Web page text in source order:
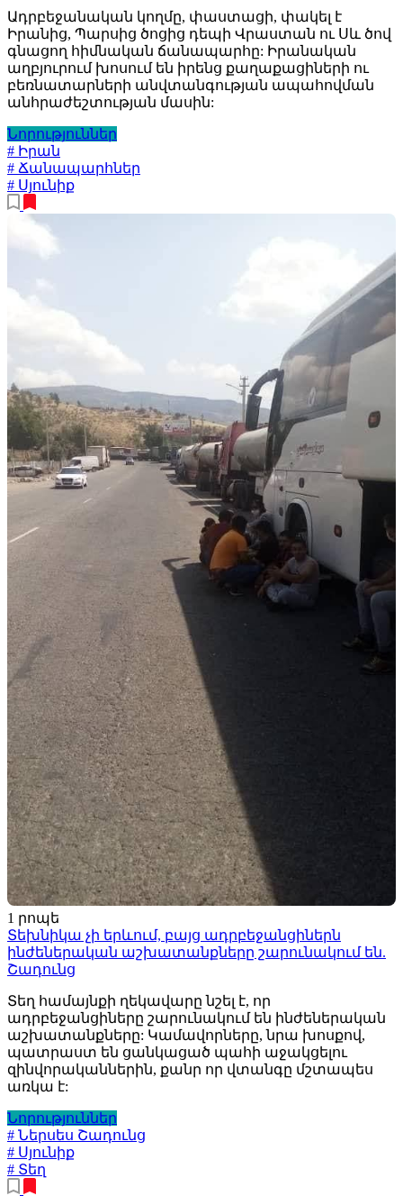
Ադրբեջանական կողմը, փաստացի, փակել է
Իրանից, Պարսից ծոցից դեպի Վրաստան ու Սև ծով
գնացող հիմնական ճանապարհը: Իրանական
աղբյուրում խոսում են իրենց քաղաքացիների ու
բեռնատարների անվտանգության ապահովման
անհրաժեշտության մասին:
Նորություններ
# Իրան
# Ճանապարհներ
# Սյունիք
1 րոպե
Տեխնիկա չի երևում, բայց ադրբեջանցիներն
ինժեներական աշխատանքները շարունակում են.
Շադունց
Տեղ համայնքի ղեկավարը նշել է, որ
ադրբեջանցիները շարունակում են ինժեներական
աշխատանքները: Կամավորները, նրա խոսքով,
պատրաստ են ցանկացած պահի աջակցելու
զինվորականներին, քանր որ վտանգը մշտապես
առկա է:
Նորություններ
# Ներսես Շադունց
# Սյունիք
# Տեղ